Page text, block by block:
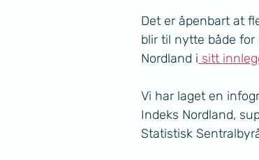
Det er åpenbart at
blir til nytte både for
Nordland i sitt
Vi har laget en
Indeks Nordland,
Statistisk